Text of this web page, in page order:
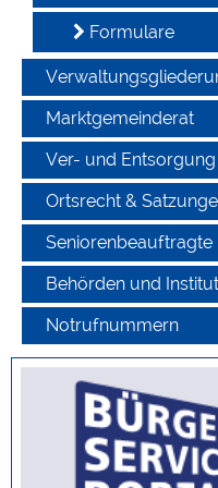
Formulare
Marktgemeinderat
Ver- und Entsorgung
Ortsrecht &
Seniorenbeauftragte
Behörden und
Notrufnummern